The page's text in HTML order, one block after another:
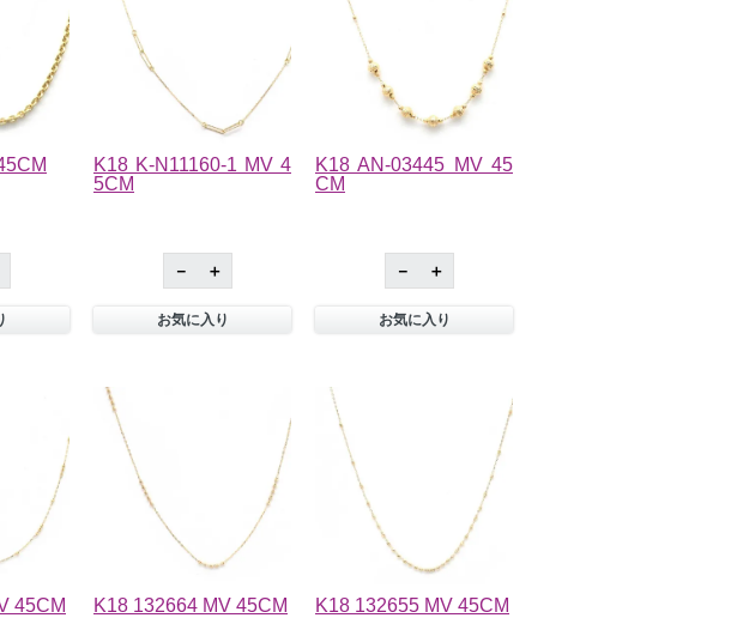
K18 K-N11160-1 MV 4
5CM
－ ＋
お気に入り
K18 AN-03445 MV 45
CM
－ ＋
お気に入り
45CM K18 132664 MV 45CM K18 132655 MV 45CM